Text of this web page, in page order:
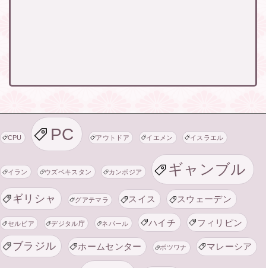
CPU PC アウトドア イエメン イスラエル
イラン ウズベキスタン カンボジア ギャンブル
ギリシャ グアテマラ スイス スウェーデン
セルビア デジタル庁 ネパール ハイチ フィリピン
ブラジル ホームセンター ボツワナ マレーシア